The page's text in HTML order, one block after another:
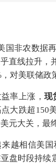
国非农数据
直线拉升，
，对美联储政
率上涨，现
大跌超150
元大关，最
越相信美
盘时段持续